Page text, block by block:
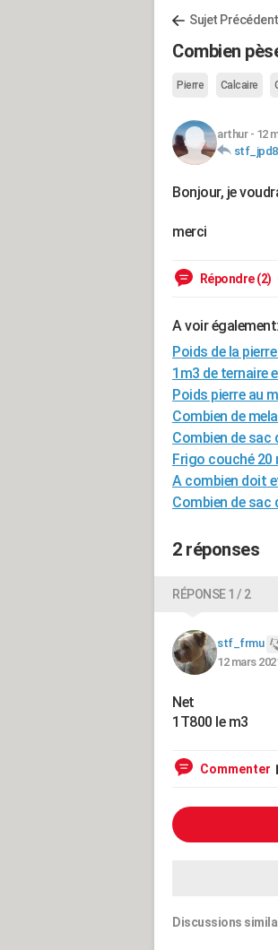
Sujet Précédent
Combien
Pierre Calcaire
arthur- 12
Bonjour, je
merci
Répondre (2)
A voir également:
Poids de la
1m3 de ternaire
Poids pierre au
Combien de
Combien de sac
Frigo couché 20
A combien doit
Combien de sac
2 réponses
RÉPONSE 1 / 2
stf_frmu
12 mars
Net
1T800 le m3
Commenter
Discussions